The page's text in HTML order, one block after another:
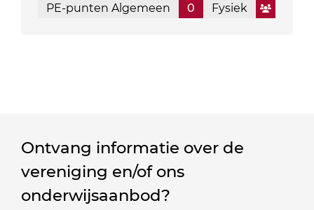
PE-punten Algemeen
0 Fysiek
Ontvang informatie over de
vereniging en/of ons
onderwijsaanbod?